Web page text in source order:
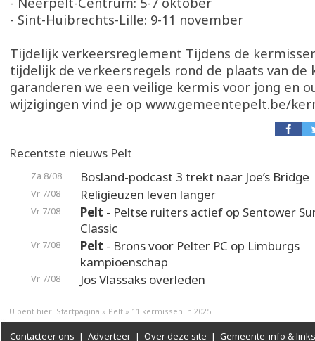
- Sint-Huibrechts-Lille: 9-11 november
Tijdelijk verkeersreglement Tijdens de
tijdelijk de verkeersregels rond de plaats van de
garanderen we een veilige kermis voor jong en
wijzigingen vind je op www.gemeentepelt.be/
Recentste nieuws Pelt
Za 8/08 Bosland-podcast 3 trekt naar Joe’s Bridge
Vr 7/08 Religieuzen leven langer
Vr 7/08 Pelt - Peltse ruiters actief op Sentower
Classic
Vr 7/08 Pelt - Brons voor Pelter PC op Limburgs
kampioenschap
Vr 7/08 Jos Vlassaks overleden
U bent hier: Startpagina » Pelt » 11 kermissen in 2025
Contacteer ons | Adverteer | Over deze site | Gemeente-info & links